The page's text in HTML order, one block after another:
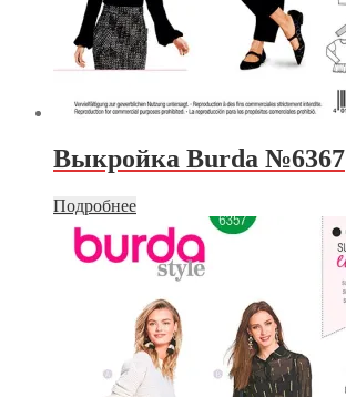
Выкройка Burda №6367
Подробнее